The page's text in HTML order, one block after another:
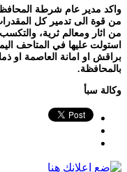
واكد مدير عام شرطة
من قوة الى تدمير كل
من اثار ومعالم ثرية، والتكسب
استولت عليها في المتاحف
براقش او امانة العاصمة او
بالمحافظة.
وكالة سبأ